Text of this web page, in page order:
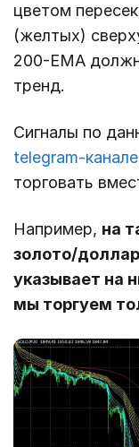
цветом
(желтых)
200-ЕМА
тренд.
Сигналы по
telegram-канале
торговать
Например, на
золото/
указывает на
мы торгуем